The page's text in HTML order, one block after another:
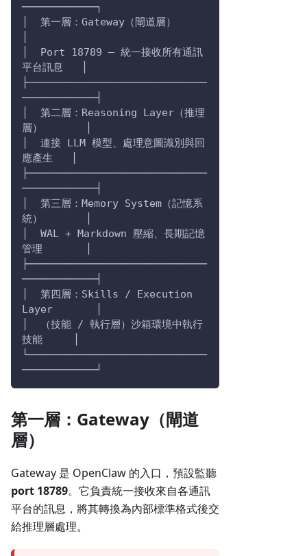
────────────┐
│  第一層：Gateway（閘道層）
│  Port 18789 — 統一接收所有通訊
平台訊息   │
├─────────────────────────────
────────────┤
│  第二層：Reasoning Layer（推理
層）       │
│  連接 LLM 模型、處理意圖識別與回
應產生   │
├─────────────────────────────
────────────┤
│  第三層：Memory System（記憶系
統）       │
│  WAL + Markdown 壓縮、長期記憶
管理       │
├─────────────────────────────
────────────┤
│  第四層：Skills / Execution
Layer       │
│  （技能 / 執行層）沙箱環境中執行
技能     │
└─────────────────────────────
────────────┘
第一層：Gateway（閘道
層）
Gateway 是 OpenClaw 的入口，預設監聽
port 18789。它負責統一接收來自各通訊
平台的訊息，將其轉換為內部標準格式後交
給推理層處理。